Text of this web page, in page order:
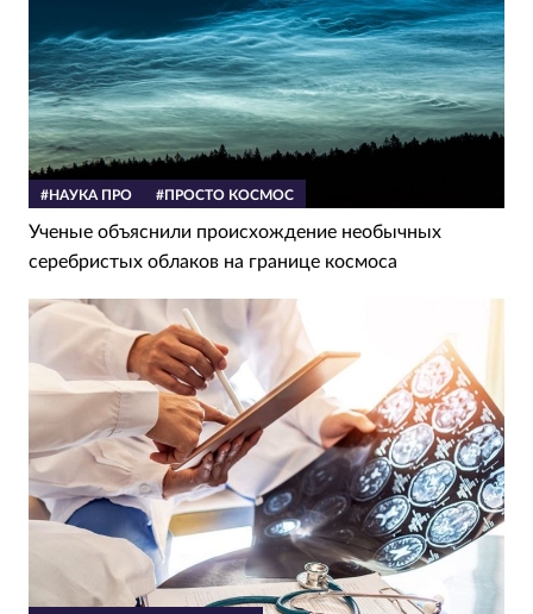
#НАУКА ПРО #ПРОСТО КОСМОС
Ученые объяснили происхождение необычных
серебристых облаков на границе космоса